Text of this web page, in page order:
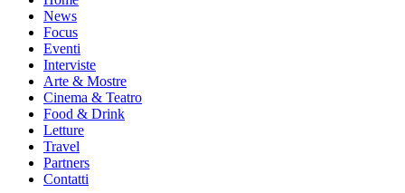
News
Focus
Eventi
Interviste
Arte & Mostre
Cinema & Teatro
Food & Drink
Letture
Travel
Partners
Contatti